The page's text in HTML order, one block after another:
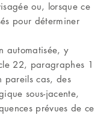
ou, lorsque ce
pour déterminer
automatisée, y
22, paragraphes 1
pareils cas, des
sous-jacente,
prévues de ce